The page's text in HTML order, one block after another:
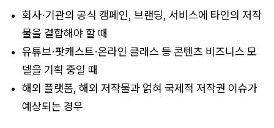
회사·기관의 공식 캠페인, 브랜딩, 서비스에 타인의 저작
물을 결합해야 할 때
유튜브·팟캐스트·온라인 클래스 등 콘텐츠 비즈니스 모
델을 기획 중일 때
해외 플랫폼, 해외 저작물과 얽혀 국제적 저작권 이슈가
예상되는 경우